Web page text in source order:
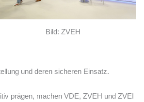
Bild: ZVEH
und deren sicheren Einsatz.
prägen, machen VDE, ZVEH und ZVEI